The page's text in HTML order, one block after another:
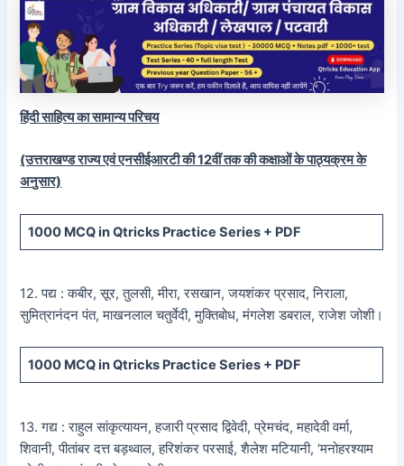
हिंदी साहित्य का सामान्य परिचय
(उत्तराखण्ड राज्य एवं एनसीईआरटी की 12वीं तक की कक्षाओं के पाठ्यक्रम के
अनुसार)
1000 MCQin Qtricks Practice Series + PDF
12. पद्य : कबीर, सूर, तुलसी, मीरा, रसखान, जयशंकर प्रसाद, निराला,
सुमित्रानंदन पंत, माखनलाल चतुर्वेदी, मुक्तिबोध, मंगलेश डबराल, राजेश जोशी।
1000 MCQin Qtricks Practice Series + PDF
13. गद्य : राहुल सांकृत्यायन, हजारी प्रसाद द्विवेदी, प्रेमचंद, महादेवी वर्मा,
शिवानी, पीतांबर दत्त बड़थ्वाल, हरिशंकर परसाई, शैलेश मटियानी, ‘मनोहरश्याम